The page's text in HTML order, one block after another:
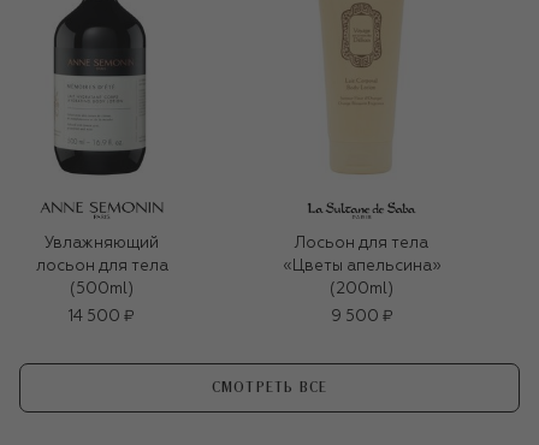
Увлажняющий
лосьон для тела
(500ml)
14 500 ₽
Лосьон для тела
«Цветы апельсина»
(200ml)
9 500 ₽
СМОТРЕТЬ ВСЕ